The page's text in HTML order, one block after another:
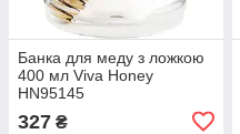
Банка для меду з ложкою
400 мл Viva Honey
HN95145
327 ₴